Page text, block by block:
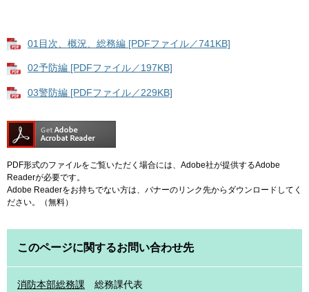
01目次、概況、総務編 [PDFファイル／741KB]
02予防編 [PDFファイル／197KB]
03警防編 [PDFファイル／229KB]
PDF形式のファイルをご覧いただく場合には、Adobe社が提供するAdobe
Readerが必要です。
Adobe Readerをお持ちでない方は、バナーのリンク先からダウンロードしてく
ださい。（無料）
このページに関するお問い合わせ先
消防本部総務課
総務課代表